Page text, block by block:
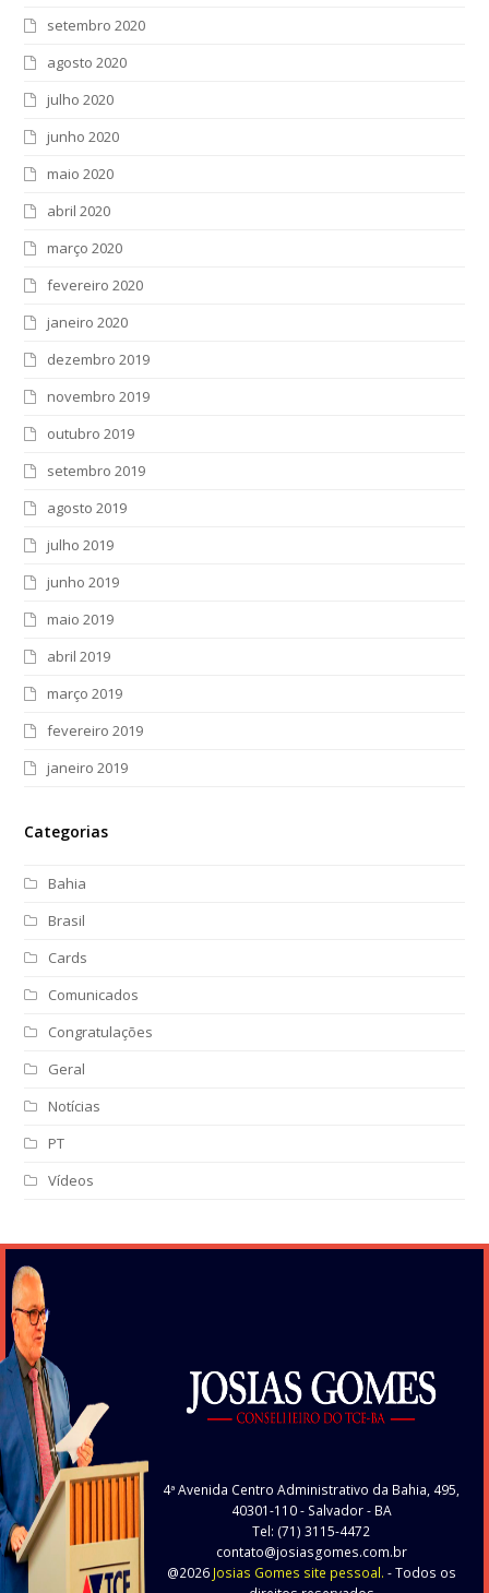
setembro 2020
agosto 2020
julho 2020
junho 2020
maio 2020
abril 2020
março 2020
fevereiro 2020
janeiro 2020
dezembro 2019
novembro 2019
outubro 2019
setembro 2019
agosto 2019
julho 2019
junho 2019
maio 2019
abril 2019
março 2019
fevereiro 2019
janeiro 2019
Categorias
Bahia
Brasil
Cards
Comunicados
Congratulações
Geral
Notícias
PT
Vídeos
4ª Avenida Centro Administrativo da Bahia, 495,
40301-110- Salvador - BA
Tel: (71) 3115-4472
contato@josiasgomes.com.br
@2026 Josias Gomes site pessoal. - Todos os